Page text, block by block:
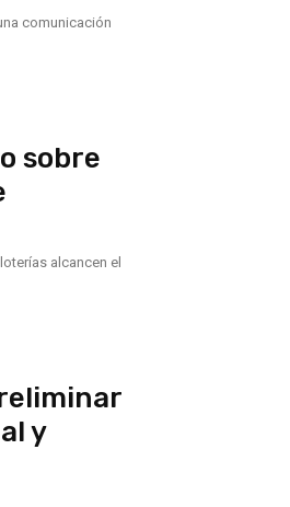
comunicación
sobre
alcancen el
y